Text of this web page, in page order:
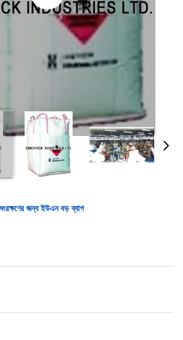
জন্য ইউএন বড় ব্যাগ